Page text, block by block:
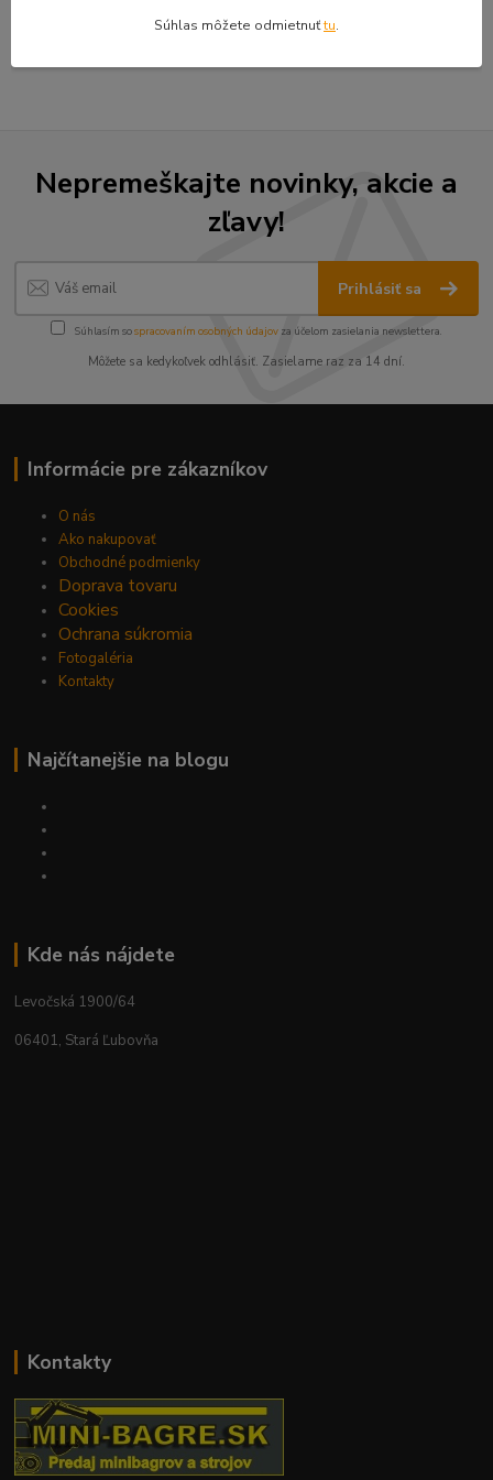
Nepremeškajte novinky, akcie a
zľavy!
Prihlásiť sa
Súhlasím sospracovaním osobných údajov za účelom zasielania newslettera.
Môžete sa kedykoľvek odhlásiť. Zasielame raz za 14 dní.
Informácie pre zákazníkov
O nás
Ako nakupovať
Obchodné podmienky
Doprava tovaru
Cookies
Ochrana súkromia
Fotogaléria
Kontakty
Najčítanejšie na blogu
Kde nás nájdete
Levočská 1900/64
06401, Stará Ľubovňa
Kontakty
Súhlas môžete odmietnuťtu.